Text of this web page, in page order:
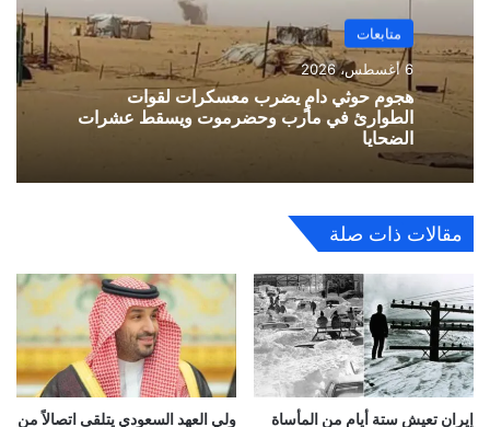
متابعات
6 أغسطس، 2026
هجوم حوثي دامٍ يضرب معسكرات لقوات
الطوارئ في مأرب وحضرموت ويسقط عشرات
الضحايا
مقالات ذات صلة
إيران تعيش ستة أيام من المأساة
ولي العهد السعودي يتلقى اتصالاً من